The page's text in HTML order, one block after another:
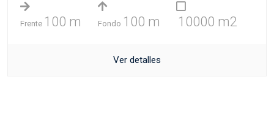
Frente 100 m Fondo 100 m 10000 m2
Ver detalles